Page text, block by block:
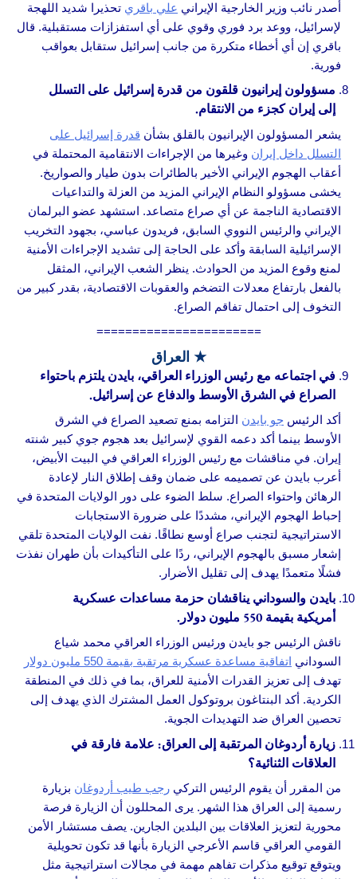
أصدر نائب وزير الخارجية الإيراني علي باقري تحذيرا شديد اللهجة
لإسرائيل، ووعد برد فوري وقوي على أي استفزازات مستقبلية. قال
باقري إن أي أخطاء متكررة من جانب إسرائيل ستقابل بعواقب
فورية.
مسؤولون إيرانيون قلقون من قدرة إسرائيل على التسلل
إلى إيران كجزء من الانتقام.
يشعر المسؤولون الإيرانيون بالقلق بشأن قدرة إسرائيل على
التسلل داخل إيران وغيرها من الإجراءات الانتقامية المحتملة في
أعقاب الهجوم الإيراني الأخير بالطائرات بدون طيار والصواريخ.
يخشى مسؤولو النظام الإيراني المزيد من العزلة والتداعيات
الاقتصادية الناجمة عن أي صراع متصاعد. استشهد عضو البرلمان
الإيراني والرئيس النووي السابق، فريدون عباسي، بجهود التخريب
الإسرائيلية السابقة وأكد على الحاجة إلى تشديد الإجراءات الأمنية
لمنع وقوع المزيد من الحوادث. ينظر الشعب الإيراني، المثقل
بالفعل بارتفاع معدلات التضخم والعقوبات الاقتصادية، بقدر كبير من
التخوف إلى احتمال تفاقم الصراع.
=======================
★ العراق
في اجتماعه مع رئيس الوزراء العراقي، بايدن يلتزم باحتواء
الصراع في الشرق الأوسط والدفاع عن إسرائيل.
أكد الرئيس جو بايدن التزامه بمنع تصعيد الصراع في الشرق
الأوسط بينما أكد دعمه القوي لإسرائيل بعد هجوم جوي كبير شنته
إيران. في مناقشات مع رئيس الوزراء العراقي في البيت الأبيض،
أعرب بايدن عن تصميمه على ضمان وقف إطلاق النار لإعادة
الرهائن واحتواء الصراع. سلط الضوء على دور الولايات المتحدة في
إحباط الهجوم الإيراني، مشددًا على ضرورة الاستجابات
الاستراتيجية لتجنب صراع أوسع نطاقًا. نفت الولايات المتحدة تلقي
إشعار مسبق بالهجوم الإيراني، ردًا على التأكيدات بأن طهران نفذت
فشلًا متعمدًا يهدف إلى تقليل الأضرار.
بايدن والسوداني يناقشان حزمة مساعدات عسكرية
أمريكية بقيمة 550 مليون دولار.
ناقش الرئيس جو بايدن ورئيس الوزراء العراقي محمد شياع
السوداني اتفاقية مساعدة عسكرية مرتقبة بقيمة 550 مليون دولار
تهدف إلى تعزيز القدرات الأمنية للعراق، بما في ذلك في المنطقة
الكردية. أكد البنتاغون بروتوكول العمل المشترك الذي يهدف إلى
تحصين العراق ضد التهديدات الجوية.
زيارة أردوغان المرتقبة إلى العراق: علامة فارقة في
العلاقات الثنائية؟
من المقرر أن يقوم الرئيس التركي رجب طيب أردوغان بزيارة
رسمية إلى العراق هذا الشهر. يرى المحللون أن الزيارة فرصة
محورية لتعزيز العلاقات بين البلدين الجارين. يصف مستشار الأمن
القومي العراقي قاسم الأعرجي الزيارة بأنها قد تكون تحويلية
ويتوقع توقيع مذكرات تفاهم مهمة في مجالات استراتيجية مثل